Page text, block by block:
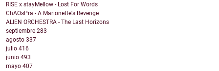
RISE x stayMellow - Lost For Words
ChAOsPra - A Marionette's Revenge
ALIEN ORCHESTRA - The Last Horizons
septiembre 283
agosto 337
julio 416
junio 493
mayo 407